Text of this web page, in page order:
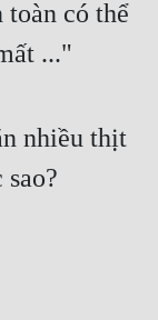
toàn có thể
..."
nhiều thịt